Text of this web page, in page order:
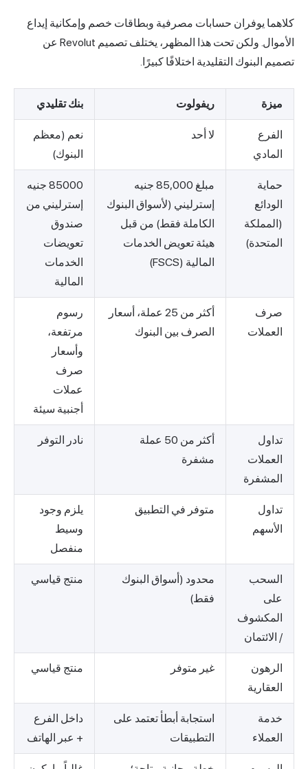
كلاهما يوفران حسابات مصرفية وبطاقات خصم وإمكانية إيداع
الأموال. ولكن تحت هذا المظهر، يختلف تصميم Revolut عن
تصميم البنوك التقليدية اختلافًا كبيرًا.
ميزة ريفولوت بنك تقليدي
الفرع
المادي
لا أحد
نعم (معظم
البنوك)
حماية
الودائع
(المملكة
المتحدة)
مبلغ 85,000 جنيه
إسترليني (لأسواق البنوك
الكاملة فقط) من قبل
هيئة تعويض الخدمات
المالية (FSCS)
85000 جنيه
إسترليني من
صندوق
تعويضات
الخدمات
المالية
صرف
العملات
أكثر من 25 عملة، أسعار
الصرف بين البنوك
رسوم
مرتفعة،
وأسعار
صرف
عملات
أجنبية سيئة
تداول
العملات
المشفرة
أكثر من 50 عملة
مشفرة
نادر التوفر
تداول
الأسهم
متوفر في التطبيق
يلزم وجود
وسيط
منفصل
السحب
على
المكشوف
/ الائتمان
محدود (أسواق البنوك
فقط)
منتج قياسي
الرهون
العقارية
غير متوفر منتج قياسي
خدمة
العملاء
استجابة أبطأ تعتمد على
التطبيقات
داخل الفرع
+ عبر الهاتف